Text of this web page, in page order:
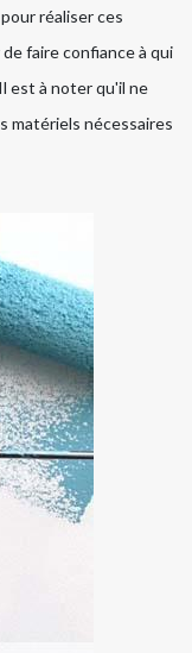
réaliser ces
faire confiance à qui
est à noter qu'il ne
matériels nécessaires